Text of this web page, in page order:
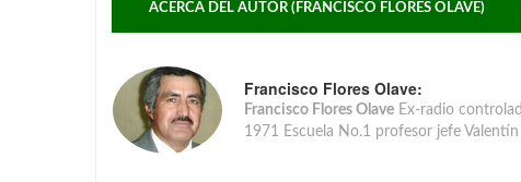
ACERCA DEL AUTOR (FRANCISCO FLORES OLAVE)
Francisco Flores Olave:
Francisco Flores Olave Ex-radio
1971 Escuela No.1 profesor jefe Valentín